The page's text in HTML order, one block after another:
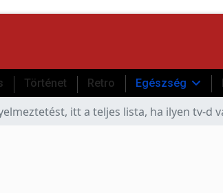
Történet Retro Egészség
itt a teljes lista, ha ilyen tv-d